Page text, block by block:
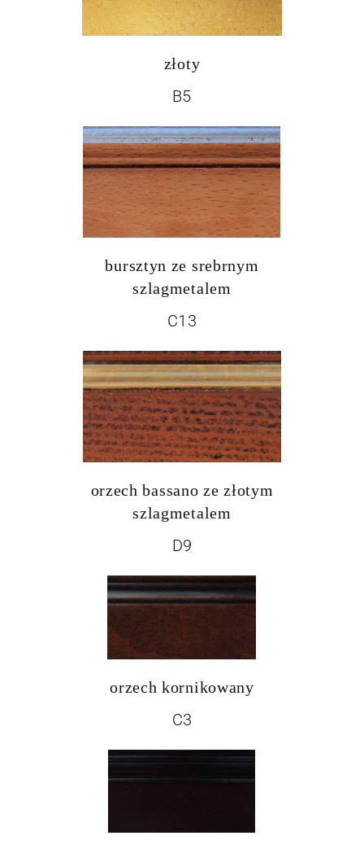
złoty
B5
bursztyn ze srebrnym
szlagmetalem
C13
orzech bassano ze złotym
szlagmetalem
D9
orzech kornikowany
C3